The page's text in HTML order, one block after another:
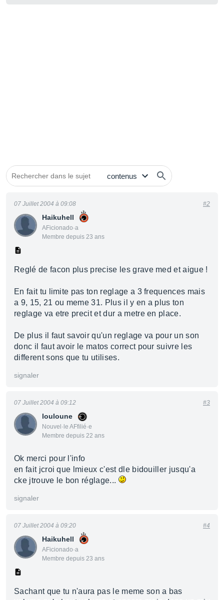
Haikuhell
AFicionado·a
Membre depuis 23 ans
07 Juillet 2004 à 09:08 #2
Reglé de facon plus precise les grave med et aigue !
En fait tu limite pas ton reglage a 3 frequences mais
a 9, 15, 21 ou meme 31. Plus il y en a plus ton
reglage va etre precit et dur a metre en place.
De plus il faut savoir qu'un reglage va pour un son
donc il faut avoir le matos correct pour suivre les
different sons que tu utilises.
signaler
louloune
Nouvel·le AFfilié·e
Membre depuis 22 ans
07 Juillet 2004 à 09:12 #3
Ok merci pour l'info
en fait jcroi que lmieux c'est dle bidouiller jusqu'a
cke jtrouve le bon réglage...
signaler
Haikuhell
AFicionado·a
Membre depuis 23 ans
07 Juillet 2004 à 09:20 #4
Sachant que tu n'aura pas le meme son a bas